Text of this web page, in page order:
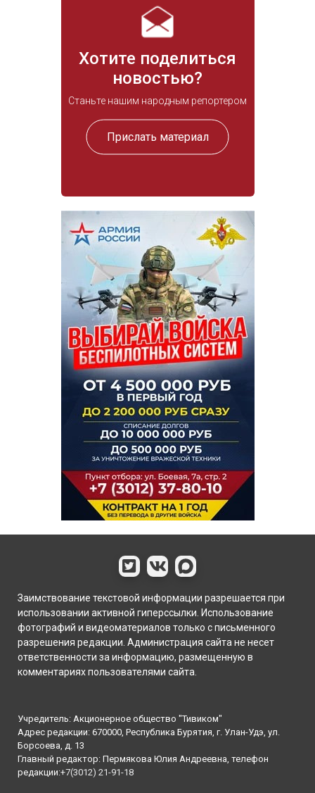
Хотите поделиться
новостью?
Станьте нашим народным репортером
Прислать материал
Заимствование текстовой информации разрешается при
использовании активной гиперссылки. Использование
фотографий и видеоматериалов только с письменного
разрешения редакции. Администрация сайта не несет
ответственности за информацию, размещенную в
комментариях пользователями сайта.
Учредитель: Акционерное общество "Тивиком"
Адрес редакции: 670000, Республика Бурятия, г. Улан-Удэ, ул.
Борсоева, д. 13
Главный редактор: Пермякова Юлия Андреевна, телефон
редакции:+7(3012) 21-91-18